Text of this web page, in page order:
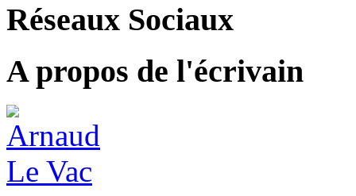
Réseaux Sociaux
A propos de l'écrivain